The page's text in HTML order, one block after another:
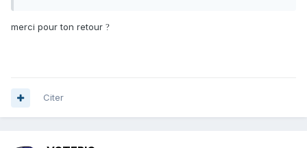
merci pour ton retour ?
Citer